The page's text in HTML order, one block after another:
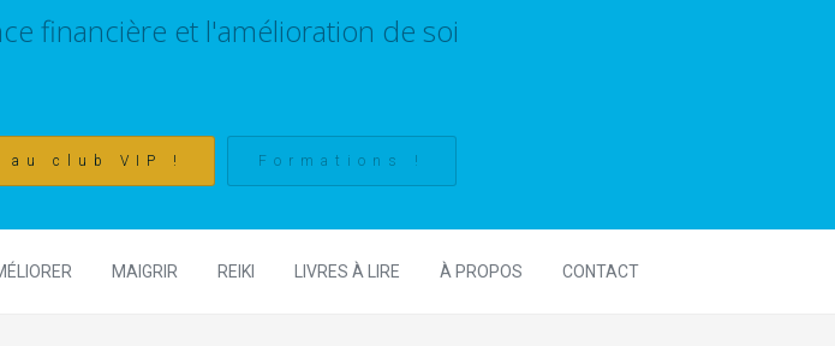
financière et l'amélioration de soi
club VIP ! Formations !
MAIGRIR REIKI LIVRES À LIRE À PROPOS CONTACT